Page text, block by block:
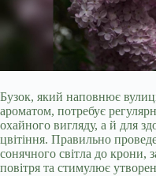
Бузок, який наповнює
ароматом, потребує
охайного вигляду, а й для
цвітіння. Правильно
сонячного світла до крони,
повітря та стимулює